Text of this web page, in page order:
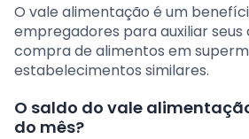
O vale alimentação é um
empregadores para auxiliar
compra de alimentos em
estabelecimentos similares.
O saldo do vale
do mês?